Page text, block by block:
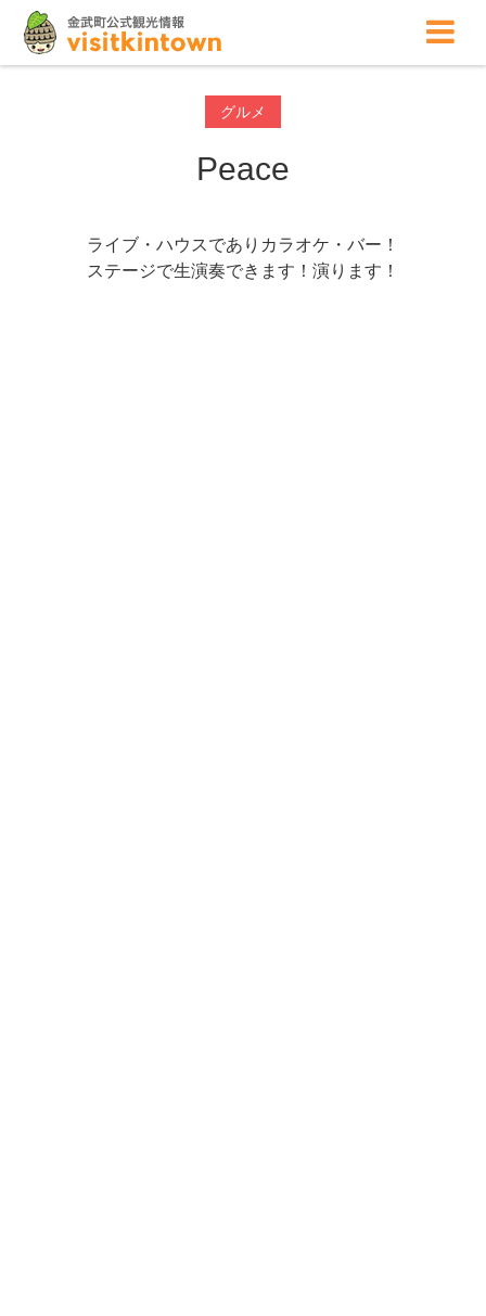
グルメ
Peace
ライブ・ハウスでありカラオケ・バー！
ステージで生演奏できます！演ります！